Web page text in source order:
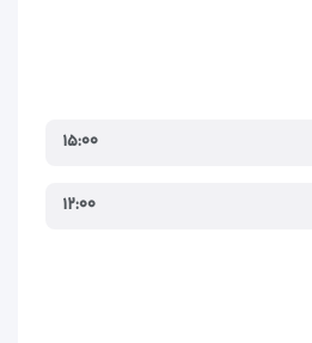
۱۵:۰۰
۱۲:۰۰